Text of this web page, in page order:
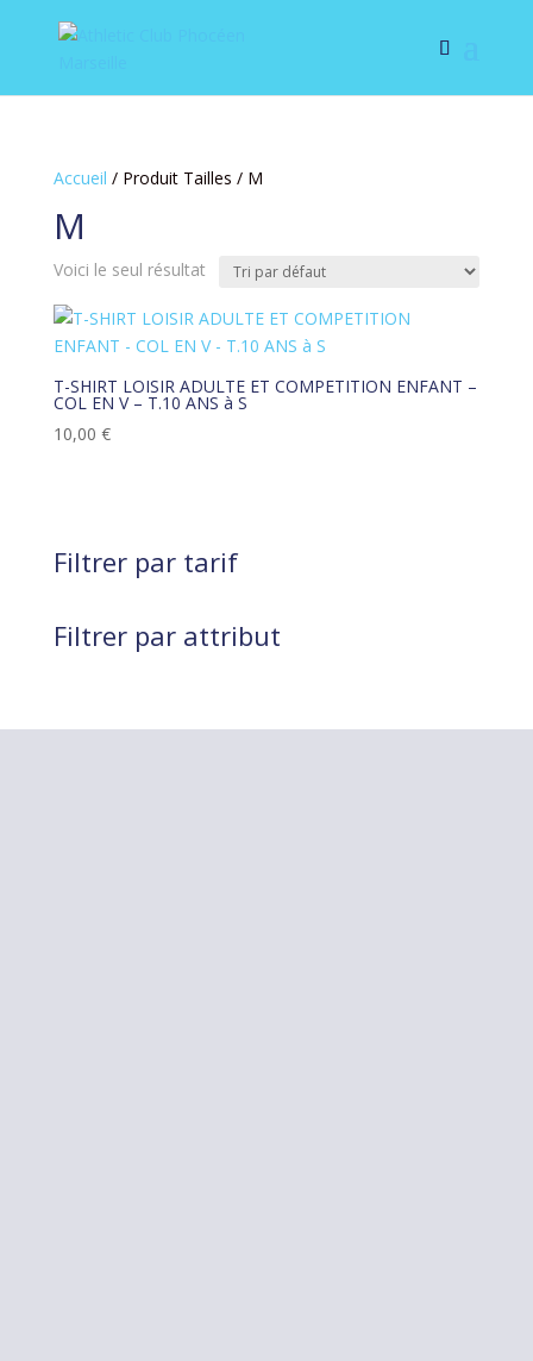
Accueil / Produit Tailles / M
M
Voici le seul résultat
T-SHIRT LOISIR ADULTE ET COMPETITION ENFANT –
COL EN V – T.10 ANS à S
10,00 €
Filtrer par tarif
Filtrer par attribut